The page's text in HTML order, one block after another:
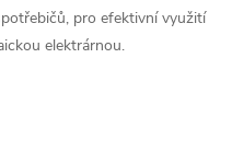
pro efektivní využití
elektrárnou.